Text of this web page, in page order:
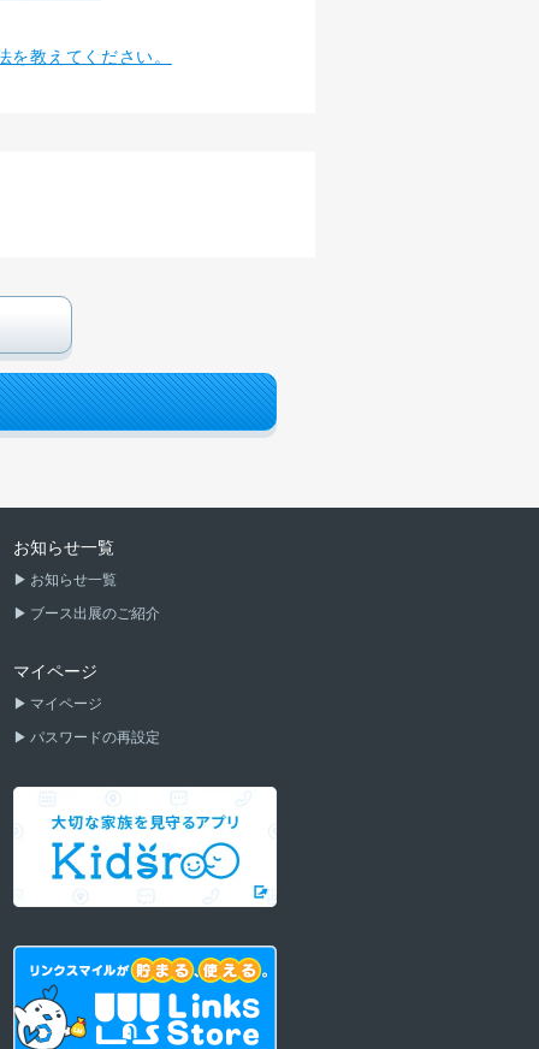
を教えてください。
お知らせ一覧
お知らせ一覧
ブース出展のご紹介
マイページ
マイページ
パスワードの再設定